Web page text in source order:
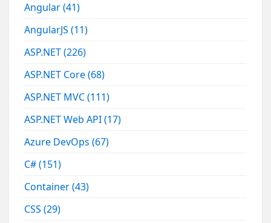
Angular(41)
AngularJS(11)
ASP.NET(226)
ASP.NET Core(68)
ASP.NET MVC(111)
ASP.NET Web API(17)
Azure DevOps(67)
C#(151)
Container(43)
CSS(29)